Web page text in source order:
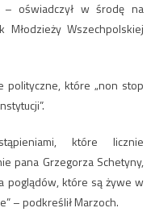
– oświadczył w środę na
Wszechpolskiej
polityczne, które „non stop
które licznie
pana Grzegorza Schetyny,
poglądów, które są żywe w
– podkreślił Marzoch.